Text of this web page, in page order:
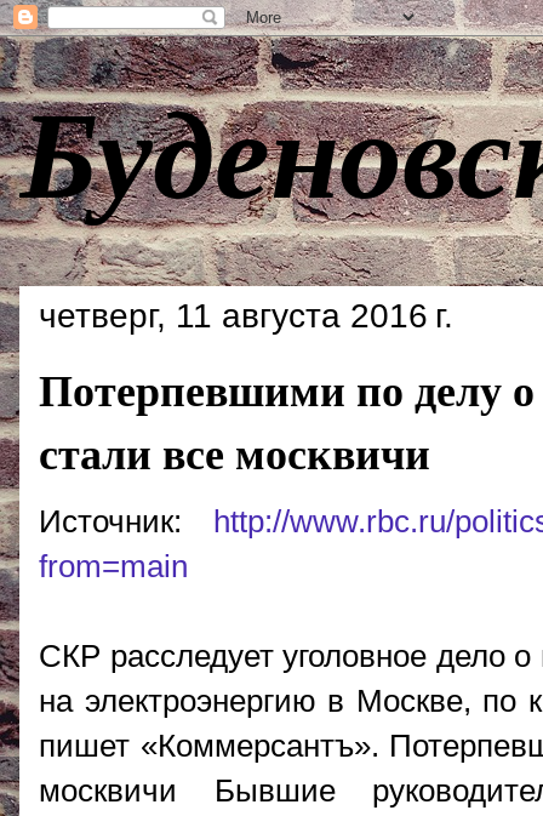
четверг, 11 августа 2016 г.
Потерпевшими по делу о
стали все москвичи
Источник: http://www.rbc.ru/
from=main
СКР расследует уголовное дело
на электроэнергию в Москве, по
пишет «Коммерсантъ».
москвичи Бывшие